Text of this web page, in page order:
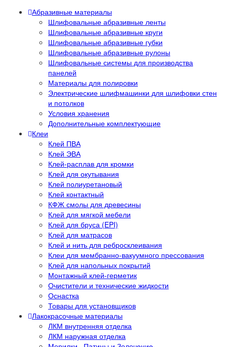
Абразивные материалы
Шлифовальные абразивные ленты
Шлифовальные абразивные круги
Шлифовальные абразивные губки
Шлифовальные абразивные рулоны
Шлифовальные системы для производства
панелей
Материалы для полировки
Электрические шлифмашинки для шлифовки стен
и потолков
Условия хранения
Дополнительные комплектующие
Клеи
Клей ПВА
Клей ЭВА
Клей-расплав для кромки
Клей для окутывания
Клей полиуретановый
Клей контактный
КФЖ смолы для древесины
Клей для мягкой мебели
Клей для бруса (EPI)
Клей для матрасов
Клей и нить для ребросклеивания
Клеи для мембранно-вакуумного прессования
Клей для напольных покрытий
Монтажный клей-герметик
Очистители и технические жидкости
Оснастка
Товары для установщиков
Лакокрасочные материалы
ЛКМ внутренняя отделка
ЛКМ наружная отделка